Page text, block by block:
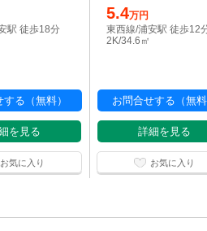
駅 徒歩18分
る（無料）
を見る
お気に入り
5.4万円
東西線/浦安駅 徒歩12
2K/34.6㎡
お問合せする（無料
詳細を見る
お気に入り